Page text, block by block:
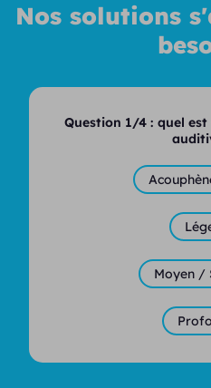
Nos solutions
Question 1/4 : quel
Moyen /